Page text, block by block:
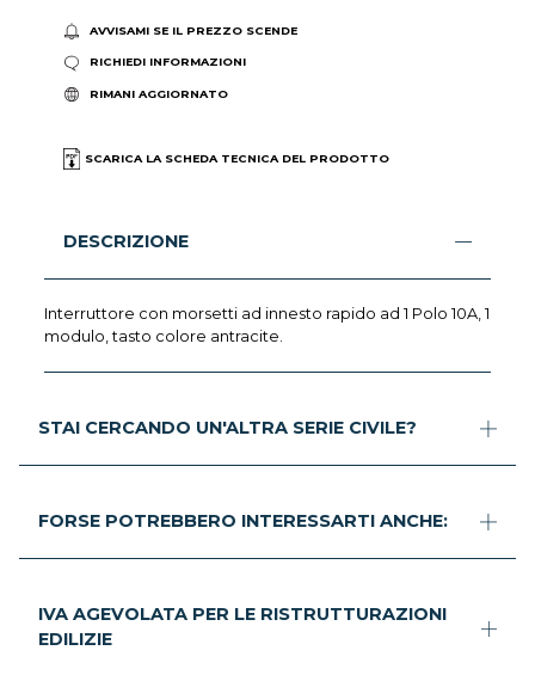
AVVISAMI SE IL PREZZO SCENDE
RICHIEDI INFORMAZIONI
RIMANI AGGIORNATO
SCARICA LA SCHEDA TECNICA DEL PRODOTTO
DESCRIZIONE
Interruttore con morsetti ad innesto rapido ad 1 Polo 10A, 1
modulo, tasto colore antracite.
STAI CERCANDO UN'ALTRA SERIE CIVILE?
FORSE POTREBBERO INTERESSARTI ANCHE:
IVA AGEVOLATA PER LE RISTRUTTURAZIONI
EDILIZIE